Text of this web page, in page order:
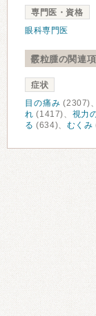
専門医・資格
眼科専門医
霰粒腫の関連
症状
目の痛み (2307)、
れ (1417)、 視力
る (634)、 むくみ